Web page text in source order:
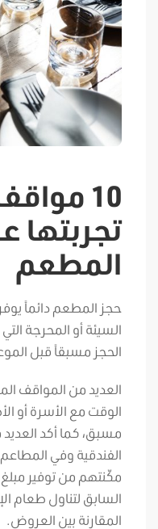
10
تجربتها
المطعم
حجز المطعم دائماً
السيئة أو المحرجة التي
الحجز مسبقاً قبل
العديد من المواقف
الوقت مع الأسرة أو
مسبق، كما أكد
الفندقية وفي المطاعم
مكّنتهم من توفير مبلغ
السابق لتناول طعام
المقارنة بين العروض.